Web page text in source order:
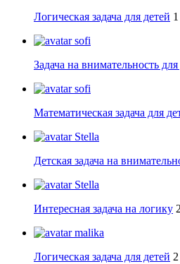
Логическая задача для детей 1
sofi
Задача на внимательность для
sofi
Математическая задача для
Stella
Детская задача на
Stella
Интересная задача на логику 2
malika
Логическая задача для детей 2